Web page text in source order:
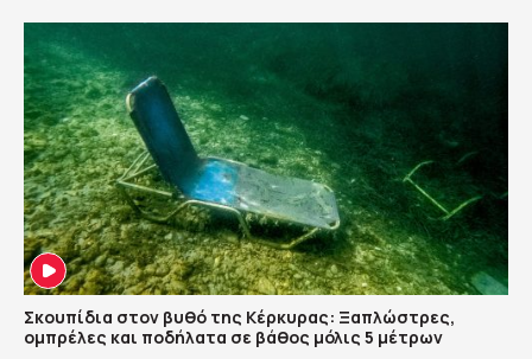
Σκουπίδια στον βυθό της Κέρκυρας: Ξαπλώστρες,
ομπρέλες και ποδήλατα σε βάθος μόλις 5 μέτρων